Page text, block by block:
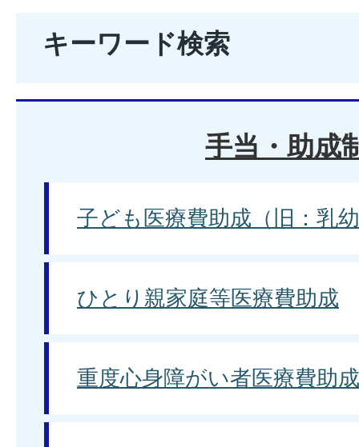
キーワード検索
手当・助成
子ども医療費助成（旧：乳
ひとり親家庭等医療費助成
重度心身障がい者医療費助成